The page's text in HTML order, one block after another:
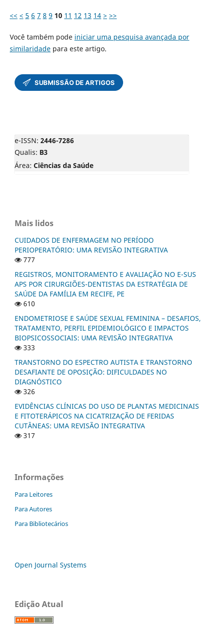
<< < 5 6 7 8 9 10 11 12 13 14 > >>
Você também pode iniciar uma pesquisa avançada por
similaridadepara este artigo.
e-ISSN: 2446-7286
Qualis: B3
Área: Ciências da Saúde
Mais lidos
CUIDADOS DE ENFERMAGEM NO PERÍODO
PERIOPERATÓRIO: UMA REVISÃO INTEGRATIVA
777
REGISTROS, MONITORAMENTO E AVALIAÇÃO NO E-SUS
APS POR CIRURGIÕES-DENTISTAS DA ESTRATÉGIA DE
SAÚDE DA FAMÍLIA EM RECIFE, PE
610
ENDOMETRIOSE E SAÚDE SEXUAL FEMININA – DESAFIOS,
TRATAMENTO, PERFIL EPIDEMIOLÓGICO E IMPACTOS
BIOPSICOSSOCIAIS: UMA REVISÃO INTEGRATIVA
333
TRANSTORNO DO ESPECTRO AUTISTA E TRANSTORNO
DESAFIANTE DE OPOSIÇÃO: DIFICULDADES NO
DIAGNÓSTICO
326
EVIDÊNCIAS CLÍNICAS DO USO DE PLANTAS MEDICINAIS
E FITOTERÁPICOS NA CICATRIZAÇÃO DE FERIDAS
CUTÂNEAS: UMA REVISÃO INTEGRATIVA
317
Informações
Para Leitores
Para Autores
Para Bibliotecários
Open Journal Systems
Edição Atual